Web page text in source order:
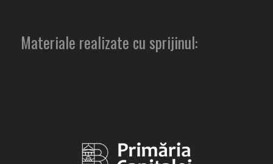
Materiale realizate cu sprijinul: